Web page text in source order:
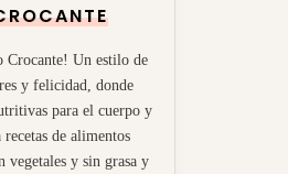
Crocante! Un estilo de
y felicidad, donde
para el cuerpo y
de alimentos
vegetales y sin grasa y